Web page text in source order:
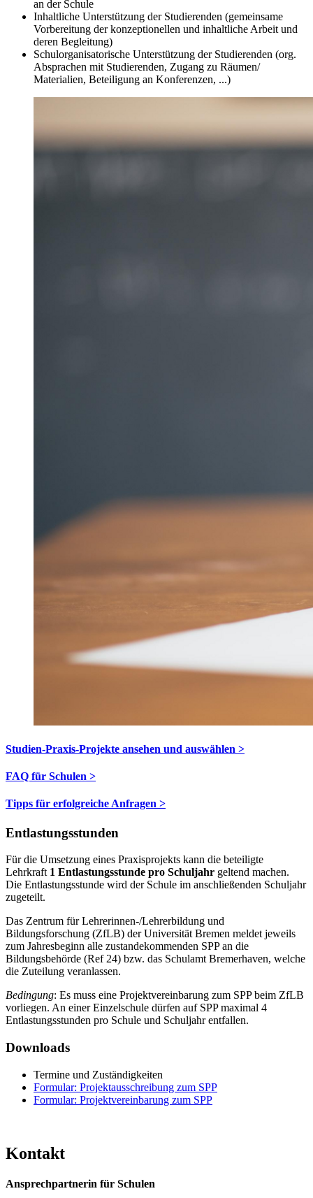
an der Schule
Inhaltliche Unterstützung der Studierenden (gemeinsame
Vorbereitung der konzeptionellen und inhaltliche Arbeit und
deren Begleitung)
Schulorganisatorische Unterstützung der Studierenden (org.
Absprachen mit Studierenden, Zugang zu Räumen/
Materialien, Beteiligung an Konferenzen, ...)
Studien-Praxis-Projekte ansehen und auswählen >
FAQ für Schulen >
Tipps für erfolgreiche Anfragen >
Entlastungsstunden
Für die Umsetzung eines Praxisprojekts kann die beteiligte
Lehrkraft 1 Entlastungsstunde pro Schuljahr geltend machen.
Die Entlastungsstunde wird der Schule im anschließenden Schuljahr
zugeteilt.
Das Zentrum für Lehrerinnen-/Lehrerbildung und
Bildungsforschung (ZfLB) der Universität Bremen meldet jeweils
zum Jahresbeginn alle zustandekommenden SPP an die
Bildungsbehörde (Ref 24) bzw. das Schulamt Bremerhaven, welche
die Zuteilung veranlassen.
Bedingung: Es muss eine Projektvereinbarung zum SPP beim ZfLB
vorliegen. An einer Einzelschule dürfen auf SPP maximal 4
Entlastungsstunden pro Schule und Schuljahr entfallen.
Downloads
Termine und Zuständigkeiten
Formular: Projektausschreibung zum SPP
Formular: Projektvereinbarung zum SPP
Kontakt
Ansprechpartnerin für Schulen